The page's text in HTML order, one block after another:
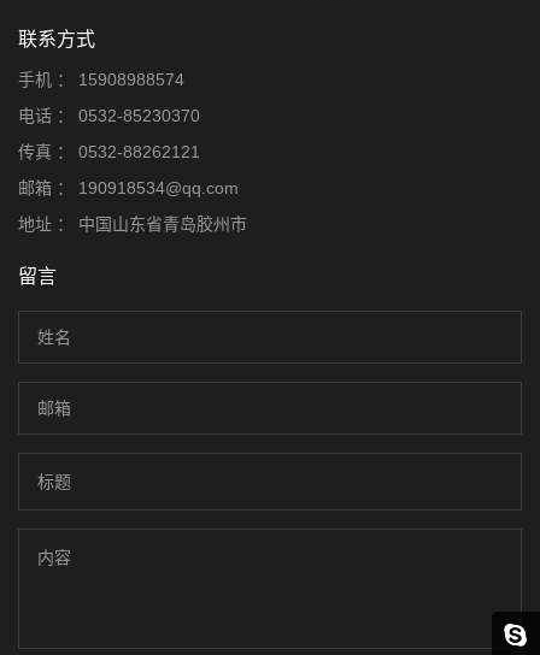
联系方式
手机 ：
15908988574
电话 ：
0532-85230370
传真 ：
0532-88262121
邮箱 ：
190918534@qq.com
地址 ：
中国山东省青岛胶州市
留言